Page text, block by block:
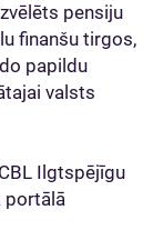
pensiju
finanšu tirgos,
papildu
valsts
Ilgtspējīgu
portālā